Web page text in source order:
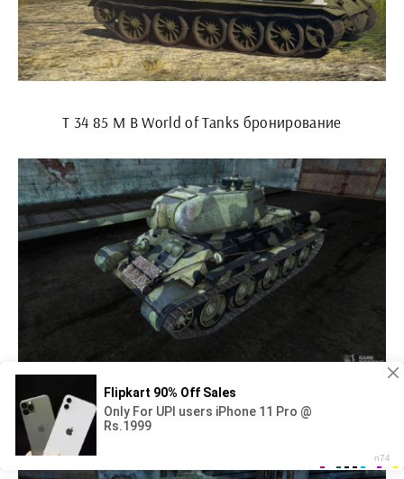
Т 34 85 М В World of Tanks бронирование
Т-34-85 gai